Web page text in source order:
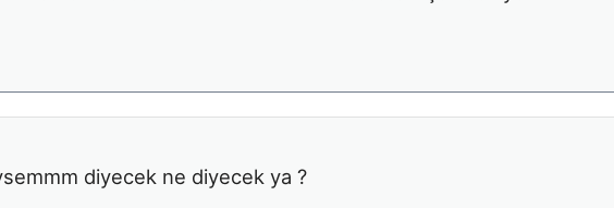
diyecek ne diyecek ya ?